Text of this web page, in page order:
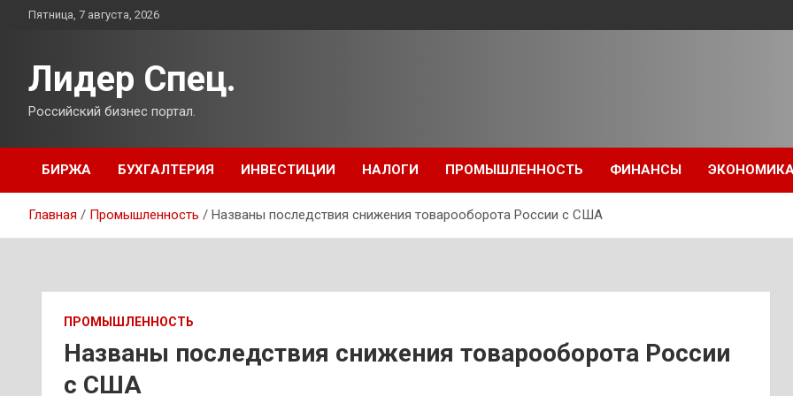
ПерейтиПятница, 7 августа, 2026
Лидер Спец.
Российский бизнес портал.
БИРЖА БУХГАЛТЕРИЯ ИНВЕСТИЦИИ НАЛОГИ ПРОМЫШЛЕННОСТЬ ФИНАНСЫ
Главная Промышленность Названы последствия снижения товарооборота России с США
ПРОМЫШЛЕННОСТЬ
Названы последствия снижения товарооборота России
с США